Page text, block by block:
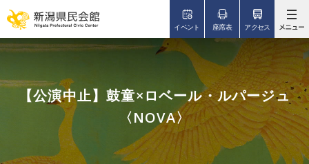
イベント 座席表 アクセス
【公演中止】鼓童×ロベール・ルパージュ
〈NOVA〉